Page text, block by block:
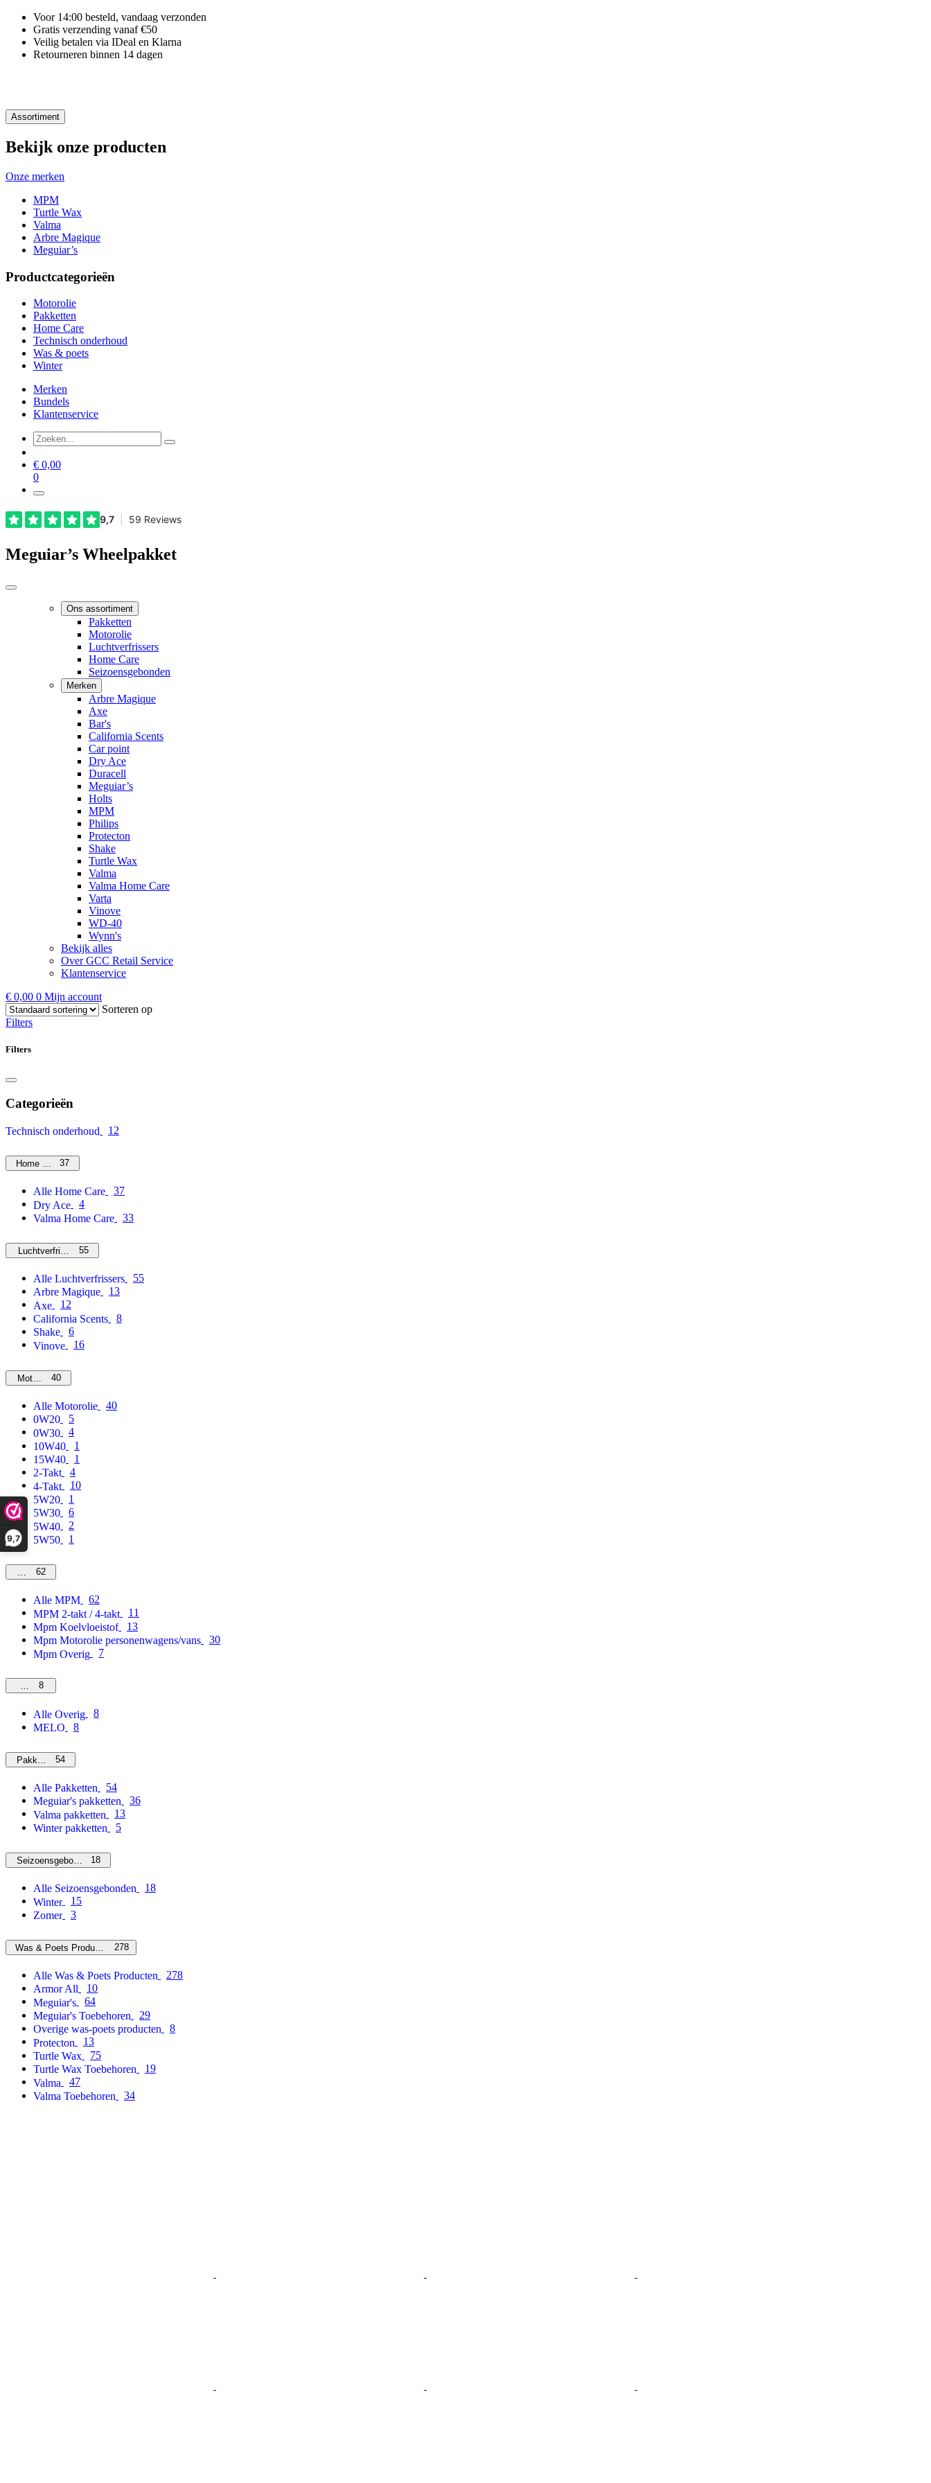
9,7
Voor 14:00 besteld, vandaag verzonden
Gratis verzending vanaf €50
Veilig betalen via IDeal en Klarna
Retourneren binnen 14 dagen
Assortiment
Bekijk onze producten
Onze merken
MPM
Turtle Wax
Valma
Arbre Magique
Meguiar’s
Productcategorieën
Motorolie
Pakketten
Home Care
Technisch onderhoud
Was & poets
Winter
Merken
Bundels
Klantenservice
€ 0,00
0
Meguiar’s Wheelpakket
Ons assortiment
Pakketten
Motorolie
Luchtverfrissers
Home Care
Seizoensgebonden
Merken
Arbre Magique
Axe
Bar's
California Scents
Car point
Dry Ace
Duracell
Meguiar’s
Holts
MPM
Philips
Protecton
Shake
Turtle Wax
Valma
Valma Home Care
Varta
Vinove
WD-40
Wynn's
Bekijk alles
Over GCC Retail Service
Klantenservice
€ 0,00 0 Mijn account
Sorteren op
Filters
Filters
Categorieën
Technisch onderhoud 12
Home Care37
Alle Home Care
37
Dry Ace
4
Valma Home Care
33
Luchtverfrissers55
Alle Luchtverfrissers
55
Arbre Magique
13
Axe
12
California Scents
8
Shake
6
Vinove
16
Motorolie40
Alle Motorolie
40
0W20
5
0W30
4
10W40
1
15W40
1
2-Takt
4
4-Takt
10
5W20
1
5W30
6
5W40
2
5W50
1
MPM62
Alle MPM
62
MPM 2-takt / 4-takt
11
Mpm Koelvloeistof
13
Mpm Motorolie personenwagens/vans
30
Mpm Overig
7
Overig
8
Alle Overig
8
MELO
8
Pakketten54
Alle Pakketten
54
Meguiar's pakketten
36
Valma pakketten
13
Winter pakketten
5
Seizoensgebonden18
Alle Seizoensgebonden
18
Winter
15
Zomer
3
Was & Poets Producten 278
Alle Was & Poets Producten
278
Armor All
10
Meguiar's
64
Meguiar's Toebehoren
29
Overige was-poets producten
8
Protecton
13
Turtle Wax
75
Turtle Wax Toebehoren
19
Valma
47
Valma Toebehoren
34